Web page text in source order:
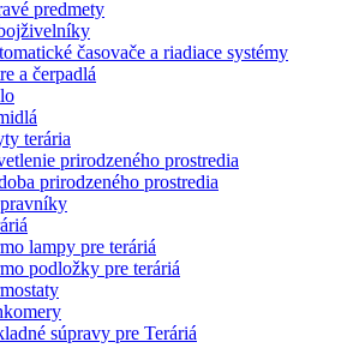
predmety
časovače a riadiace systémy
a čerpadlá
terária
prirodzeného prostredia
prirodzeného prostredia
lampy pre teráriá
podložky pre teráriá
súpravy pre Teráriá